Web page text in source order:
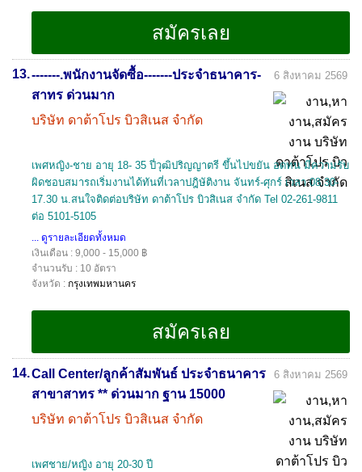
13.-------.พนักงานจัดซื้อ-------ประจำธนาคาร-
สาทร ด่วนมาก
บริษัท ดาต้าโปร บิวสิเนส จำกัด
6 สิงหาคม 2569
เพศหญิง-ชาย อายุ 18- 35 ปี่วุฒิปริญญาตรี ขึ้นไปขยัน อดทน มีความรับ
ผิดชอบสมารถเริ่มงานได้ทันที่เวลาปฎิษัติงาน จันทร์-ศุกร์ เวลา 08.30-
17.30 น.สนใจติดต่อบริษัท ดาต้าโปร บิวสิเนส จำกัด Tel 02-261-9811
ต่อ 5101-5105
... ดูรายละเอียดทั้งหมด
เงินเดือน : 9,000 - 15,000 ฿
จำนวนรับ : 10 อัตรา
จังหวัด : กรุงเทพมหานคร
14.Call Center/ลูกค้าสัมพันธ์ ประจำธนาคาร
สาขาสาทร ** ด่วนมาก ฐาน 15000
บริษัท ดาต้าโปร บิวสิเนส จำกัด
6 สิงหาคม 2569
เพศชาย/หญิง อายุ 20-30 ปี